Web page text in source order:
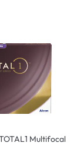
Multifocal